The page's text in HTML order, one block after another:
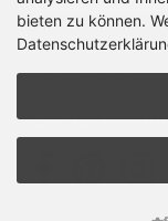
Der Newsletter
Social Media
bieten zu können.